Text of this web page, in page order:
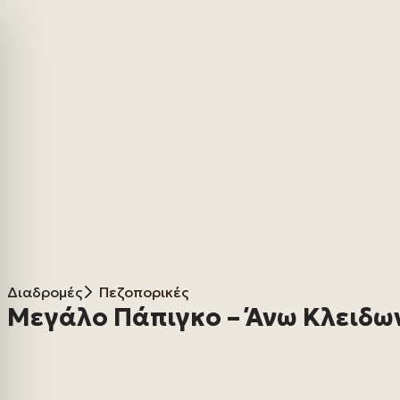
Διαδρομές Πεζοπορικές
Μεγάλο Πάπιγκο – Άνω